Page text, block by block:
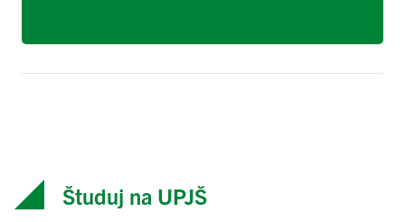
Študuj na UPJŠ